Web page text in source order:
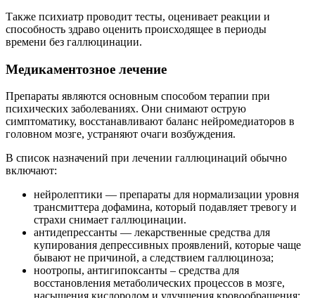
Также психиатр проводит тесты, оценивает реакции и
способность здраво оценить происходящее в периоды
времени без галлюцинации.
Медикаментозное лечение
Препараты являются основным способом терапии при
психических заболеваниях. Они снимают острую
симптоматику, восстанавливают баланс нейромедиаторов в
головном мозге, устраняют очаги возбуждения.
В список назначений при лечении галлюцинаций обычно
включают:
нейролептики — препараты для нормализации уровня
трансмиттера дофамина, который подавляет тревогу и
страхи снимает галлюцинации.
антидепрессанты — лекарственные средства для
купирования депрессивных проявлений, которые чаще
бывают не причиной, а следствием галлюциноза;
ноотропы, антигипоксанты – средства для
восстановления метаболических процессов в мозге,